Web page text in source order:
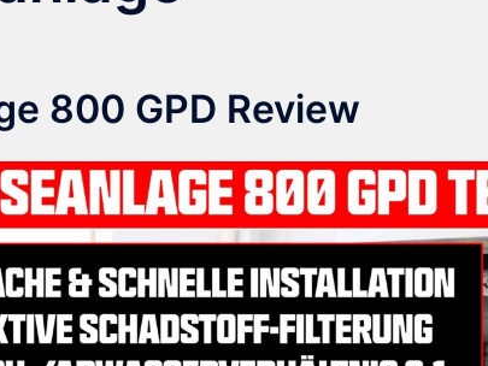
800 GPD Review